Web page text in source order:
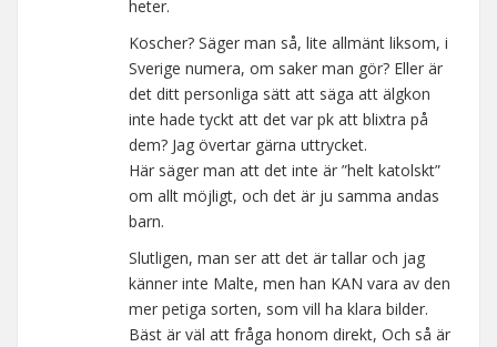
heter.
Koscher? Säger man så, lite allmänt liksom, i
Sverige numera, om saker man gör? Eller är
det ditt personliga sätt att säga att älgkon
inte hade tyckt att det var pk att blixtra på
dem? Jag övertar gärna uttrycket.
Här säger man att det inte är ”helt katolskt”
om allt möjligt, och det är ju samma andas
barn.
Slutligen, man ser att det är tallar och jag
känner inte Malte, men han KAN vara av den
mer petiga sorten, som vill ha klara bilder.
Bäst är väl att fråga honom direkt, Och så är